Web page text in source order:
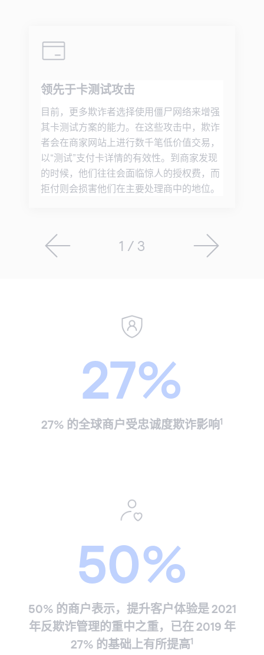
领先于卡测试攻击
目前，更多欺诈者选择使用僵尸网络来增强
其卡测试方案的能力。在这些攻击中，欺诈
者会在商家网站上进行数千笔低价值交易，
以“测试”支付卡详情的有效性。到商家发现
的时候，他们往往会面临惊人的授权费，而
拒付则会损害他们在主要处理商中的地位。
1 / 3
27%
27% 的全球商户受忠诚度欺诈影响1
50%
50% 的商户表示，提升客户体验是 2021
年反欺诈管理的重中之重，已在 2019 年
27% 的基础上有所提高1